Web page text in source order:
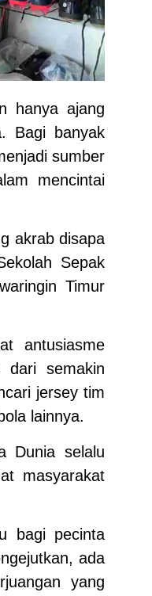
hanya ajang
Bagi banyak
sumber
mencintai
akrab disapa
Sepak
Timur
antusiasme
dari semakin
jersey tim
lainnya.
Dunia selalu
masyarakat
bagi pecinta
ada
yang